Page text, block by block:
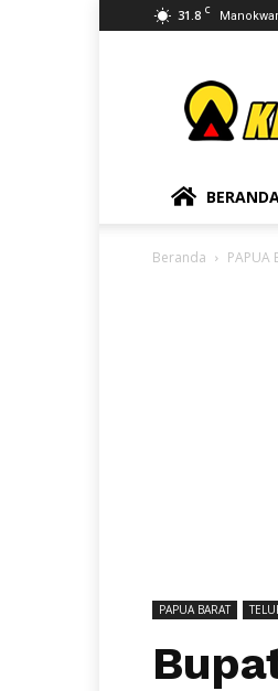
31.8 C
Beranda PAPUA
PAPUA BARAT